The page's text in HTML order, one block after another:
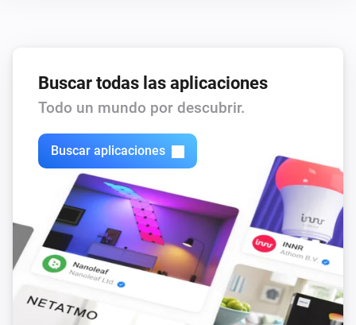
Buscar todas las aplicaciones
Todo un mundo por descubrir.
Buscar aplicaciones